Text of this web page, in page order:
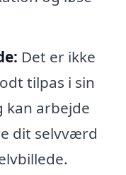
Det er ikke
tilpas i sin
kan arbejde
dit selvværd